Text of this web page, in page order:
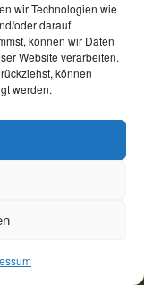
wir Technologien wie
oder darauf
können wir Daten
Website verarbeiten.
können
werden.